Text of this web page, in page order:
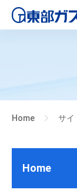
Home サイ
Home